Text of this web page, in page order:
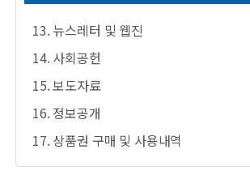
13. 뉴스레터 및 웹진
14. 사회공헌
15. 보도자료
16. 정보공개
17. 상품권 구매 및 사용내역